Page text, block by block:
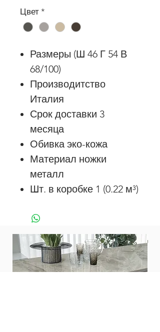
Цвет *
Размеры (Ш 46 Г 54 В
68/100)
Производитство
Италия
Срок доставки 3
месяца
Обивка эко-кожа
Материал ножки
металл
Шт. в коробке 1 (0.22 м³)